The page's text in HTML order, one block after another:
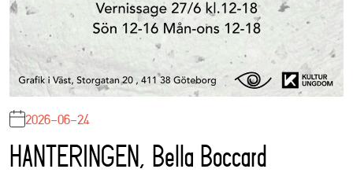
2026-06-24
HANTERINGEN, Bella Boccard